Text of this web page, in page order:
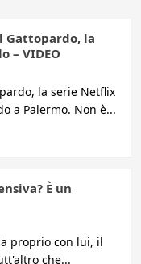
Gattopardo, la
– VIDEO
la serie Netflix
a Palermo. Non è...
È un
proprio con lui, il
che...